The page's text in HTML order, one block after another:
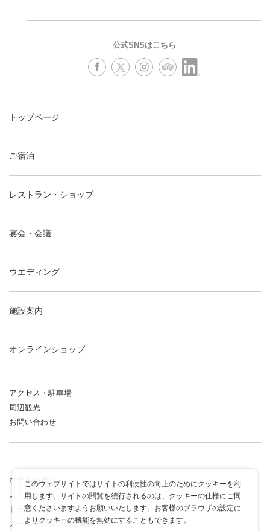
このウェブサイトではサイトの利便性の向上のためにクッキーを利
用します。サイトの閲覧を続行されるのは、クッキーの仕様にご同
意くださいますようお願いいたします。お客様のブラウザの設定に
よりクッキーの機能を無効にすることもできます。
公式SNSはこちら
トップページ
ご宿泊
レストラン・ショップ
宴会・会議
ウエディング
施設案内
オンラインショップ
アクセス・駐車場
周辺観光
お問い合わせ
ホテルの歴史
よくある質問
ドラゴンポイントカード
メールマガジンのご案内